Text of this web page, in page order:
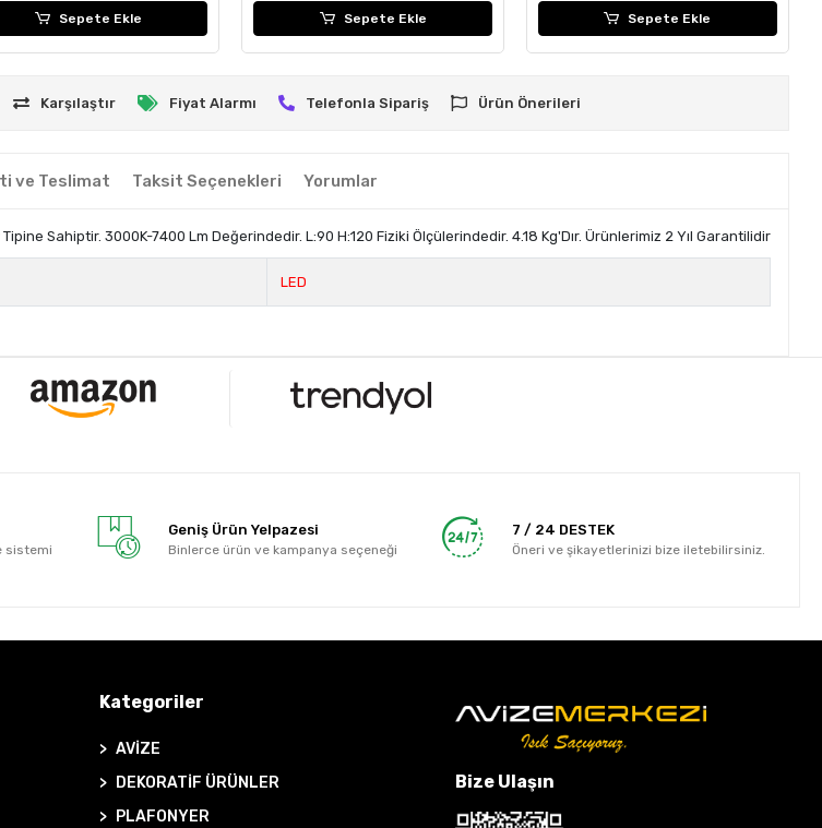
Sepete Ekle Sepete Ekle Sepete Ekle
Karşılaştır Fiyat Alarmı Telefonla Sipariş Ürün Önerileri
ve Teslimat Taksit Seçenekleri Yorumlar
Sahiptir. 3000K-7400 Lm Değerindedir. L:90 H:120 Fiziki Ölçülerindedir. 4.18 Kg'Dır. Ürünlerimiz 2 Yıl Garantilidir
LED
sistemi
Geniş Ürün Yelpazesi
Binlerce ürün ve kampanya seçeneği
7 / 24 DESTEK
Öneri ve şikayetlerinizi bize iletebilirsiniz.
Kategoriler
AVİZE
DEKORATİF ÜRÜNLER
PLAFONYER
Bize Ulaşın